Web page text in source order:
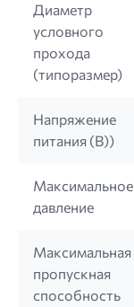
Диаметр
условного
прохода
(типоразмер)
Напряжение
питания (B))
Максимальное
давление
Максимальная
пропускная
способность